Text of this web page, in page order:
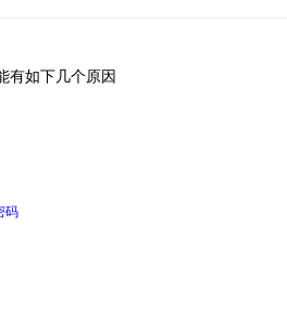
有如下几个原因
码